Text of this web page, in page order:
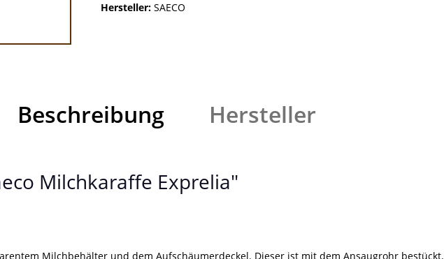
Hersteller: SAECO
Beschreibung Hersteller
Milchkaraffe Exprelia"
Milchbehälter und dem Aufschäumerdeckel. Dieser ist mit dem Ansaugrohr bestückt.